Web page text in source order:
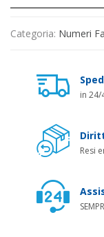
Categoria: Numeri
in
Resi